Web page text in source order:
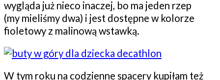
wygląda już nieco inaczej, bo ma jeden rzep
(my mieliśmy dwa) i jest dostępne w kolorze
fioletowy z malinową wstawką.
W tym roku na codzienne spacery kupiłam też